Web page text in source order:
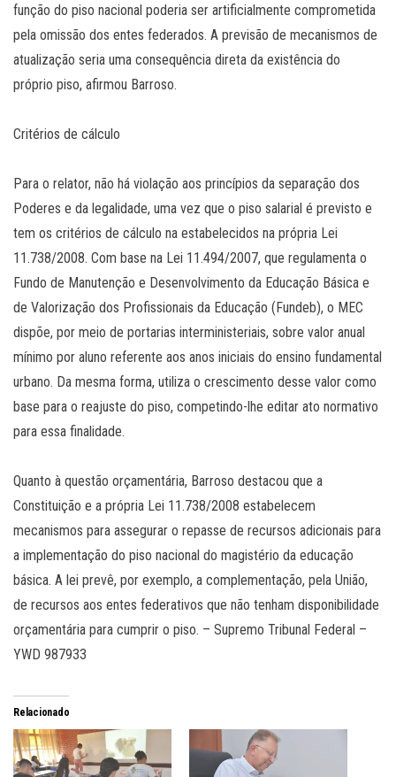
função do piso nacional poderia ser artificialmente comprometida
pela omissão dos entes federados. A previsão de mecanismos de
atualização seria uma consequência direta da existência do
próprio piso, afirmou Barroso.
Critérios de cálculo
Para o relator, não há violação aos princípios da separação dos
Poderes e da legalidade, uma vez que o piso salarial é previsto e
tem os critérios de cálculo na estabelecidos na própria Lei
11.738/2008. Com base na Lei 11.494/2007, que regulamenta o
Fundo de Manutenção e Desenvolvimento da Educação Básica e
de Valorização dos Profissionais da Educação (Fundeb), o MEC
dispõe, por meio de portarias interministeriais, sobre valor anual
mínimo por aluno referente aos anos iniciais do ensino fundamental
urbano. Da mesma forma, utiliza o crescimento desse valor como
base para o reajuste do piso, competindo-lhe editar ato normativo
para essa finalidade.
Quanto à questão orçamentária, Barroso destacou que a
Constituição e a própria Lei 11.738/2008 estabelecem
mecanismos para assegurar o repasse de recursos adicionais para
a implementação do piso nacional do magistério da educação
básica. A lei prevê, por exemplo, a complementação, pela União,
de recursos aos entes federativos que não tenham disponibilidade
orçamentária para cumprir o piso. – Supremo Tribunal Federal –
YWD 987933
Relacionado